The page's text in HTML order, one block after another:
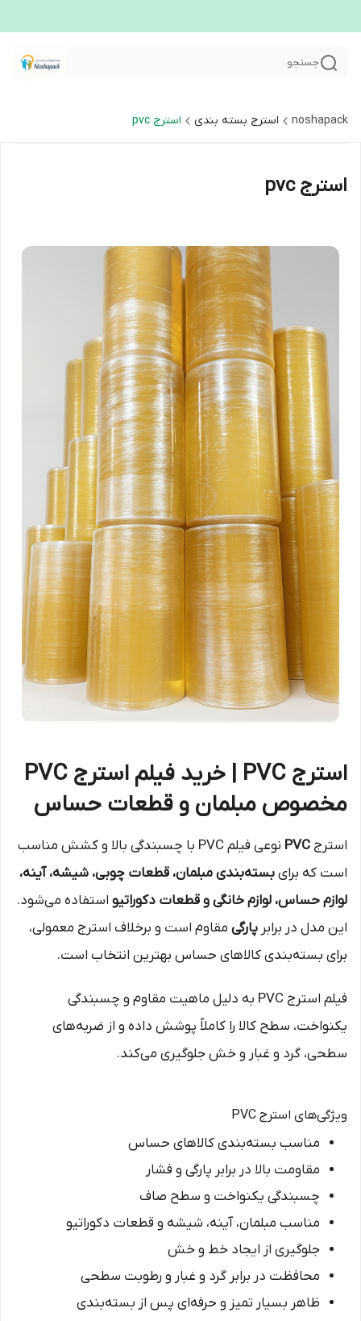
جستجو
noshapack استرج بسته بندی استرج pvc
استرج pvc
استرج PVC | خرید فیلم استرج PVC
مخصوص مبلمان و قطعات حساس
استرج PVC
نوعی فیلم PVC با چسبندگی بالا و کشش مناسب
است که برایبسته‌بندی مبلمان، قطعات چوبی، شیشه، آینه،
لوازم حساس، لوازم خانگی و قطعات دکوراتیو استفاده می‌شود.
این مدل در برابر پارگی مقاوم است و برخلاف استرج معمولی،
برای بسته‌بندی کالاهای حساس بهترین انتخاب است.
فیلم استرج PVC به دلیل ماهیت مقاوم و چسبندگی
یکنواخت، سطح کالا را کاملاً پوشش داده و از ضربه‌های
سطحی، گرد و غبار و خش جلوگیری می‌کند.
ویژگی‌های استرج PVC
مناسب بسته‌بندی کالاهای حساس
مقاومت بالا در برابر پارگی و فشار
چسبندگی یکنواخت و سطح صاف
مناسب مبلمان، آینه، شیشه و قطعات دکوراتیو
جلوگیری از ایجاد خط و خش
محافظت در برابر گرد و غبار و رطوبت سطحی
ظاهر بسیار تمیز و حرفه‌ای پس از بسته‌بندی